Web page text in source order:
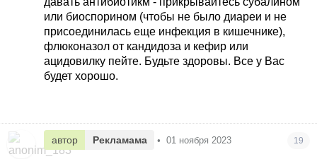
или биоспорином (чтобы не было диареи и не
присоединилась еще инфекция в кишечнике),
флюконазол от кандидоза и кефир или
ацидовилку пейте. Будьте здоровы. Все у Вас
будет хорошо.
автор Рекламама • 01 ноября 2023 19